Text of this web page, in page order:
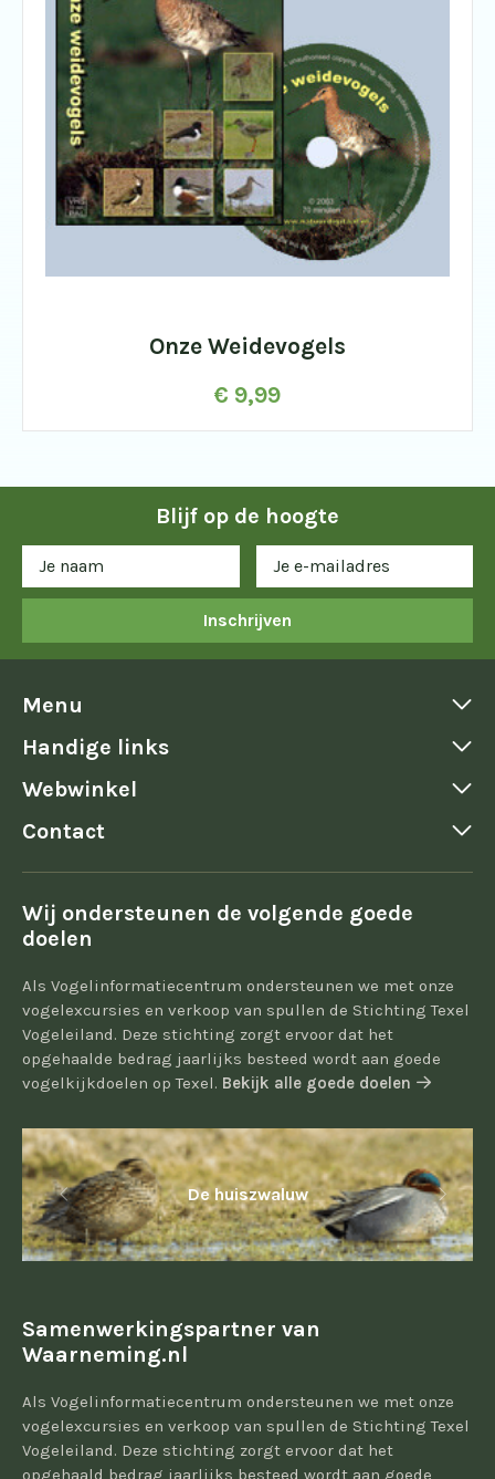
Onze Weidevogels
€ 9,99
Blijf op de hoogte
Inschrijven
Menu
Handige links
Webwinkel
Contact
Wij ondersteunen de volgende goede
doelen
Als Vogelinformatiecentrum ondersteunen we met onze
vogelexcursies en verkoop van spullen de Stichting Texel
Vogeleiland. Deze stichting zorgt ervoor dat het
opgehaalde bedrag jaarlijks besteed wordt aan goede
vogelkijkdoelen op Texel. Bekijk alle goede doelen
De huiszwaluw
Samenwerkingspartner van
Waarneming.nl
Als Vogelinformatiecentrum ondersteunen we met onze
vogelexcursies en verkoop van spullen de Stichting Texel
Vogeleiland. Deze stichting zorgt ervoor dat het
opgehaald bedrag jaarlijks besteed wordt aan goede